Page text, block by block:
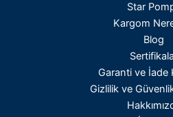
Star
Kargom
Blog
Garanti ve İade
Gizlilik ve